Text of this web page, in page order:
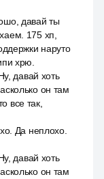
давай ты
175 хп,
наруто
хрю.
давай хоть
он там
все так,
Да неплохо.
давай хоть
он там